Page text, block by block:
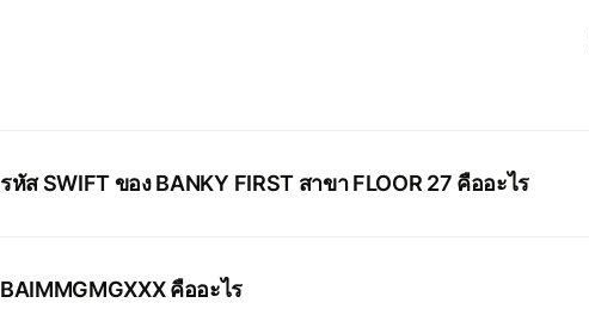
รหัส SWIFT ของ BANKY FIRST สาขา FLOOR 27 คืออะไร
BAIMMGMGXXX คืออะไร